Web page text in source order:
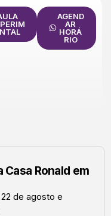
AGEND
AR
HORÁ
RIO
Ronald em
de agosto e